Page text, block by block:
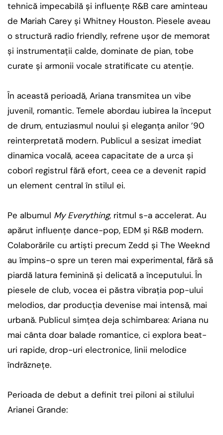
tehnică impecabilă și influențe R&B care aminteau
de Mariah Carey și Whitney Houston. Piesele aveau
o structură radio friendly, refrene ușor de memorat
și instrumentații calde, dominate de pian, tobe
curate și armonii vocale stratificate cu atenție.
În această perioadă, Ariana transmitea un vibe
juvenil, romantic. Temele abordau iubirea la început
de drum, entuziasmul noului și eleganța anilor ’90
reinterpretată modern. Publicul a sesizat imediat
dinamica vocală, aceea capacitate de a urca și
coborî registrul fără efort, ceea ce a devenit rapid
un element central în stilul ei.
Pe albumul My Everything, ritmul s-a accelerat. Au
apărut influențe dance-pop, EDM și R&B modern.
Colaborările cu artiști precum Zedd și The Weeknd
au împins-o spre un teren mai experimental, fără să
piardă latura feminină și delicată a începutului. În
piesele de club, vocea ei păstra vibrația pop-ului
melodios, dar producția devenise mai intensă, mai
urbană. Publicul simțea deja schimbarea: Ariana nu
mai cânta doar balade romantice, ci explora beat-
uri rapide, drop-uri electronice, linii melodice
îndrăznețe.
Perioada de debut a definit trei piloni ai stilului
Arianei Grande: